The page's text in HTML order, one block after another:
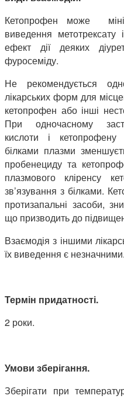
Кетопрофен може
виведення
ефект дії деяких
фуросеміду.
Не рекомендується
лікарських форм для
кетопрофен або інші
При одночасному
кислоти і
білками плазми
пробенециду та
плазмового кліренсу
зв’язування з білками.
протизапальні засоби,
що призводить до
Взаємодія з іншими
їх виведення є незначними.
Термін придатності.
2 роки.
Умови зберігання.
Зберігати при